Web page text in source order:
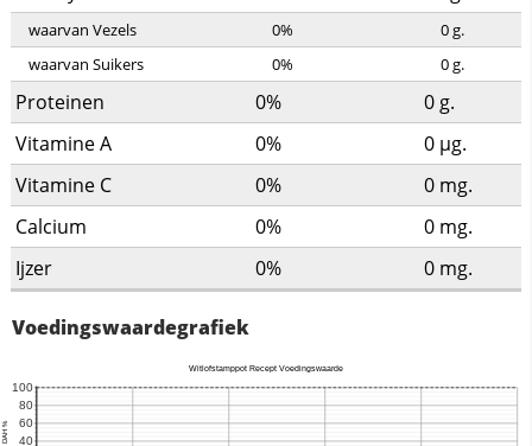
waarvan Vezels 0% 0g.
waarvan Suikers
0% 0g.
Proteinen 0% 0 g.
Vitamine A
0% 0 µg.
Vitamine C
0% 0 mg.
Calcium
0% 0 mg.
Ijzer
0% 0 mg.
Voedingswaardegrafiek